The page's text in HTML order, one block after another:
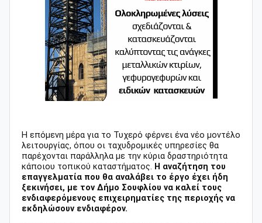
Η επόμενη μέρα για το Τυχερό φέρνει ένα νέο μοντέλο
λειτουργίας, όπου οι ταχυδρομικές υπηρεσίες θα
παρέχονται παράλληλα με την κύρια δραστηριότητα
κάποιου τοπικού καταστήματος. Η αναζήτηση του
επαγγελματία που θα αναλάβει το έργο έχει ήδη
ξεκινήσει, με τον Δήμο Σουφλίου να καλεί τους
ενδιαφερόμενους επιχειρηματίες της περιοχής να
εκδηλώσουν ενδιαφέρον.